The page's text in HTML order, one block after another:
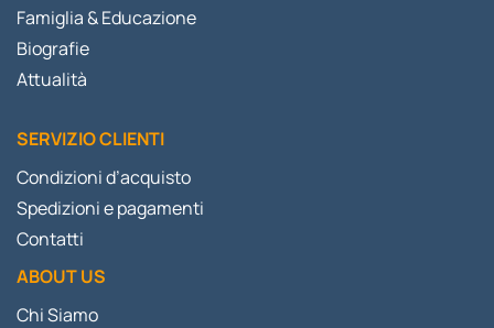
Famiglia & Educazione
Biografie
Attualità
SERVIZIO CLIENTI
Condizioni d’acquisto
Spedizioni e pagamenti
Contatti
ABOUT US
Chi Siamo